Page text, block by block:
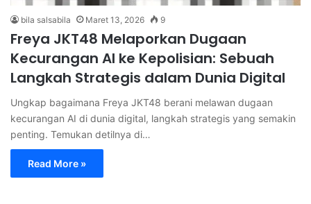
bila salsabila Maret 13, 2026 9
Freya JKT48 Melaporkan Dugaan
Kecurangan AI ke Kepolisian: Sebuah
Langkah Strategis dalam Dunia Digital
Ungkap bagaimana Freya JKT48 berani melawan dugaan
kecurangan AI di dunia digital, langkah strategis yang semakin
penting. Temukan detilnya di…
Read More »